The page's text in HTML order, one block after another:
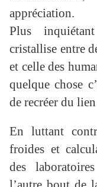
appréciation.
Plus
cristallise entre
et celle des
quelque chose
de recréer du
En luttant
froides et
des